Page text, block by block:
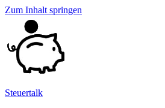
Zum Inhalt springen
Steuertalk